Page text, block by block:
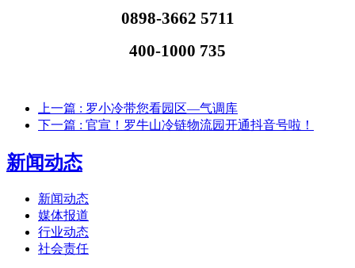
0898-3662 5711
400-1000 735
上一篇 : 罗小冷带您看园区—气调库
下一篇 : 官宣！罗牛山冷链物流园开通抖音号啦！
新闻动态
新闻动态
媒体报道
行业动态
社会责任